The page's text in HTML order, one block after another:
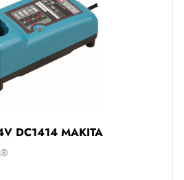
DC1414 MAKITA